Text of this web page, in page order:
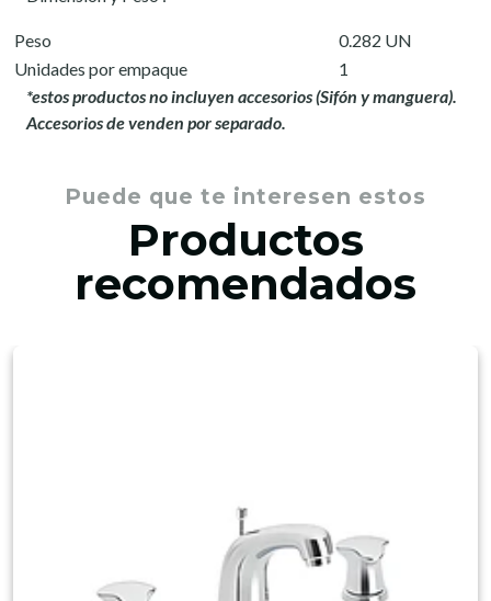
Peso
0.282 UN
Unidades por empaque
1
*estos productos no incluyen accesorios (Sifón y manguera).
Accesorios de venden por separado.
Puede que te interesen estos
Productos
recomendados